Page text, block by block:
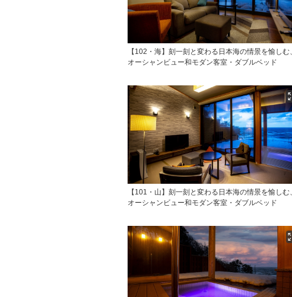
【102・海】刻一刻と変わる日本海の情景を愉しむ、
オーシャンビュー和モダン客室・ダブルベッド
【101・山】刻一刻と変わる日本海の情景を愉しむ、
オーシャンビュー和モダン客室・ダブルベッド